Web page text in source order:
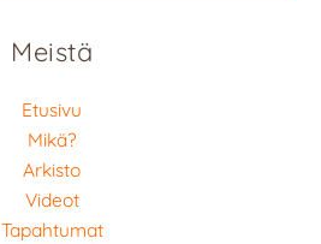
Meistä
Etusivu
Mikä?
Arkisto
Videot
Tapahtumat